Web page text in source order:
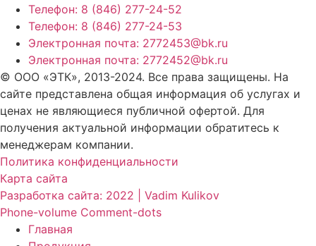
Телефон: 8 (846) 277-24-52
Телефон: 8 (846) 277-24-53
Электронная почта: 2772453@bk.ru
Электронная почта: 2772452@bk.ru
© ООО «ЭТК», 2013-2024. Все права защищены. На
сайте представлена общая информация об услугах и
ценах не являющиеся публичной офертой. Для
получения актуальной информации обратитесь к
менеджерам компании.
Политика конфиденциальности
Карта сайта
Разработка сайта: 2022 | Vadim Kulikov
Phone-volume Comment-dots
Главная